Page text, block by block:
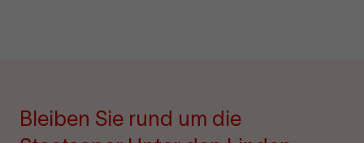
Bleiben Sie rund um die